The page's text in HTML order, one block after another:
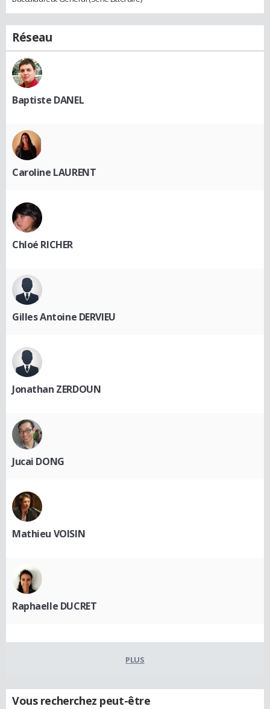
Réseau
Baptiste DANEL
Caroline LAURENT
Chloé RICHER
Gilles Antoine DERVIEU
Jonathan ZERDOUN
Jucai DONG
Mathieu VOISIN
Raphaelle DUCRET
PLUS
Vous recherchez peut-être